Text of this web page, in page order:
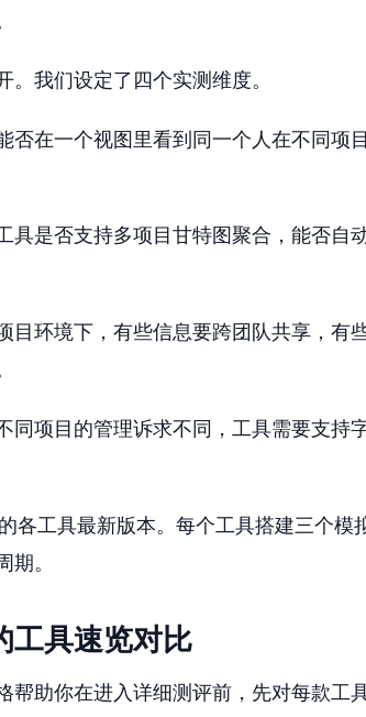
我们设定了四个实测维度。
否在一个视图里看到同一个人在不同项
具是否支持多项目甘特图聚合，能否自
目环境下，有些信息要跨团队共享，有
同项目的管理诉求不同，工具需要支持
工具最新版本。每个工具搭建三个模
。
工具速览对比
帮助你在进入详细测评前，先对每款工